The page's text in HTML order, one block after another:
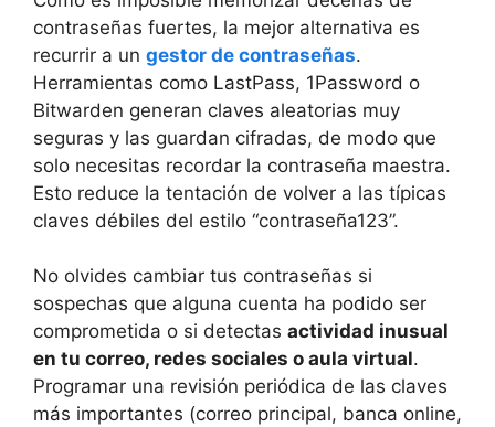
contraseñas fuertes, la mejor alternativa es
recurrir a un gestor de contraseñas.
Herramientas como LastPass, 1Password o
Bitwarden generan claves aleatorias muy
seguras y las guardan cifradas, de modo que
solo necesitas recordar la contraseña maestra.
Esto reduce la tentación de volver a las típicas
claves débiles del estilo “contraseña123”.
No olvides cambiar tus contraseñas si
sospechas que alguna cuenta ha podido ser
comprometida o si detectas actividad inusual
en tu correo, redes sociales o aula virtual.
Programar una revisión periódica de las claves
más importantes (correo principal, banca online,